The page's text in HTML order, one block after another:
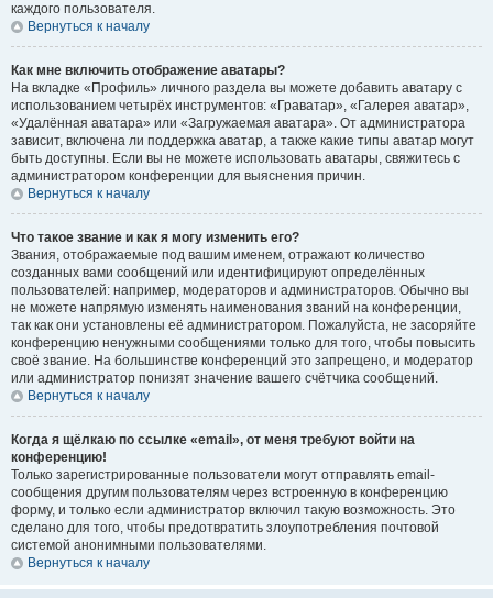
каждого пользователя.
Вернуться к началу
Как мне включить отображение аватары?
На вкладке «Профиль» личного раздела вы можете добавить аватару с
использованием четырёх инструментов: «Граватар», «Галерея аватар»,
«Удалённая аватара» или «Загружаемая аватара». От администратора
зависит, включена ли поддержка аватар, а также какие типы аватар могут
быть доступны. Если вы не можете использовать аватары, свяжитесь с
администратором конференции для выяснения причин.
Вернуться к началу
Что такое звание и как я могу изменить его?
Звания, отображаемые под вашим именем, отражают количество
созданных вами сообщений или идентифицируют определённых
пользователей: например, модераторов и администраторов. Обычно вы
не можете напрямую изменять наименования званий на конференции,
так как они установлены её администратором. Пожалуйста, не засоряйте
конференцию ненужными сообщениями только для того, чтобы повысить
своё звание. На большинстве конференций это запрещено, и модератор
или администратор понизят значение вашего счётчика сообщений.
Вернуться к началу
Когда я щёлкаю по ссылке «email», от меня требуют войти на
конференцию!
Только зарегистрированные пользователи могут отправлять email-
сообщения другим пользователям через встроенную в конференцию
форму, и только если администратор включил такую возможность. Это
сделано для того, чтобы предотвратить злоупотребления почтовой
системой анонимными пользователями.
Вернуться к началу